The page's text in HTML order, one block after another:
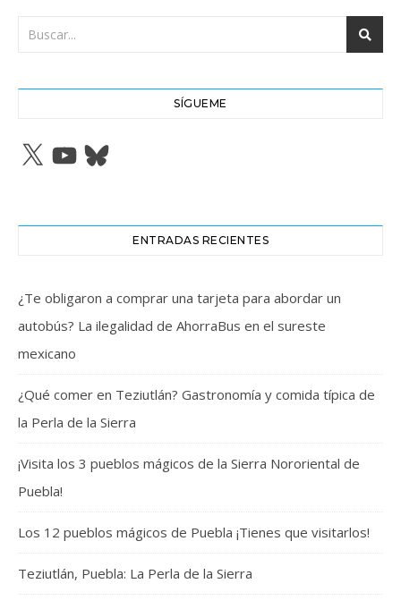
SÍGUEME
X YouTubeBluesky
ENTRADAS RECIENTES
¿Te obligaron a comprar una tarjeta para abordar un
autobús? La ilegalidad de AhorraBus en el sureste
mexicano
¿Qué comer en Teziutlán? Gastronomía y comida típica de
la Perla de la Sierra
¡Visita los 3 pueblos mágicos de la Sierra Nororiental de
Puebla!
Los 12 pueblos mágicos de Puebla ¡Tienes que visitarlos!
Teziutlán, Puebla: La Perla de la Sierra